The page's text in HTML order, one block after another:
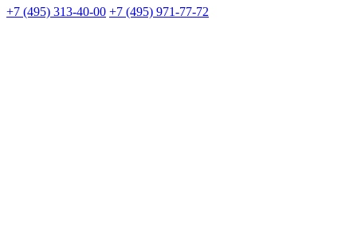
+7 (495) 313-40-00 +7 (495) 971-77-72